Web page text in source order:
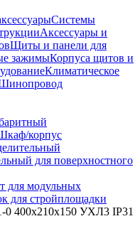
Системы
Аксессуары и
Щиты и панели для
зажимыКорпуса щитов и
Климатическое
корпус
для поверхностного
для модульных
для стройплощадки
400х210х150 УХЛ3 IP31